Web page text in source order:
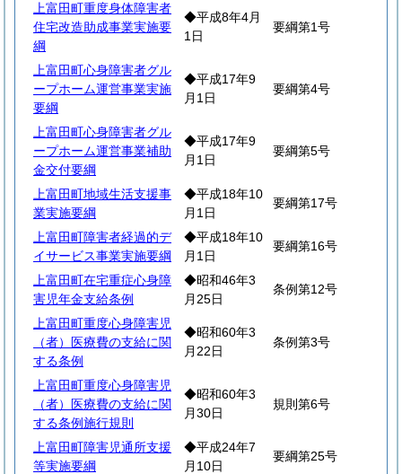
上富田町重度身体障害者
住宅改造助成事業実施要
綱
◆平成8年4月
1日
要綱第1号
上富田町心身障害者グル
ープホーム運営事業実施
要綱
◆平成17年9
月1日
要綱第4号
上富田町心身障害者グル
ープホーム運営事業補助
金交付要綱
◆平成17年9
月1日
要綱第5号
上富田町地域生活支援事
業実施要綱
◆平成18年10
月1日
要綱第17号
上富田町障害者経過的デ
イサービス事業実施要綱
◆平成18年10
月1日
要綱第16号
上富田町在宅重症心身障
害児年金支給条例
◆昭和46年3
月25日
条例第12号
上富田町重度心身障害児
（者）医療費の支給に関
する条例
◆昭和60年3
月22日
条例第3号
上富田町重度心身障害児
（者）医療費の支給に関
する条例施行規則
◆昭和60年3
月30日
規則第6号
上富田町障害児通所支援
等実施要綱
◆平成24年7
月10日
要綱第25号